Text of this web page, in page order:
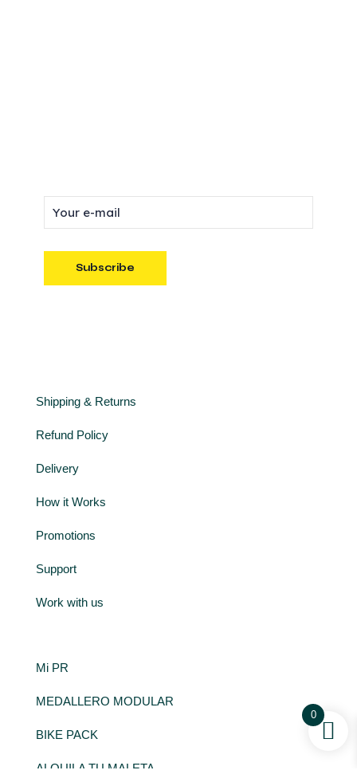
Shipping & Returns
Refund Policy
Delivery
How it Works
Promotions
Support
Work with us
Mi PR
MEDALLERO MODULAR
BIKE PACK
ALQUILA TU MALETA
0